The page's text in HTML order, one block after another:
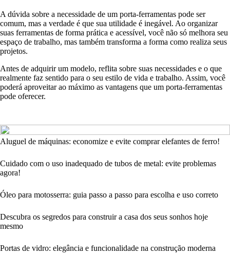
A dúvida sobre a necessidade de um porta-ferramentas pode ser
comum, mas a verdade é que sua utilidade é inegável. Ao organizar
suas ferramentas de forma prática e acessível, você não só melhora seu
espaço de trabalho, mas também transforma a forma como realiza seus
projetos.
Antes de adquirir um modelo, reflita sobre suas necessidades e o que
realmente faz sentido para o seu estilo de vida e trabalho. Assim, você
poderá aproveitar ao máximo as vantagens que um porta-ferramentas
pode oferecer.
Aluguel de máquinas: economize e evite comprar elefantes de ferro!
Cuidado com o uso inadequado de tubos de metal: evite problemas
agora!
Óleo para motosserra: guia passo a passo para escolha e uso correto
Descubra os segredos para construir a casa dos seus sonhos hoje
mesmo
Portas de vidro: elegância e funcionalidade na construção moderna